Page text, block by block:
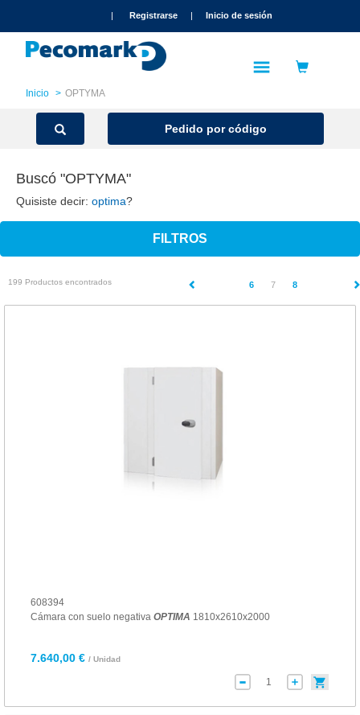
| Registrarse | Inicio de sesión
Inicio OPTYMA
Pedido por código
Buscó "OPTYMA"
Quisiste decir: optima?
FILTROS
199 Productos encontrados 6 7(current)
8
608394
Cámara con suelo negativa OPTIMA 1810x2610x2000
7.640,00 € / Unidad